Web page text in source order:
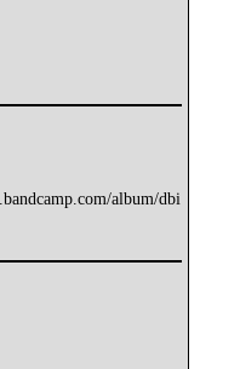
album/dbi